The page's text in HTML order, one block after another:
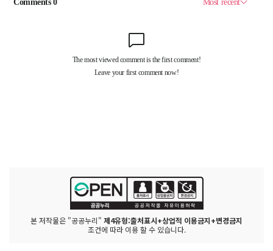
본 저작물은 "공공누리" 제4유형:출처표시+상업적 이용금지+변경금지
조건에 따라 이용 할 수 있습니다.